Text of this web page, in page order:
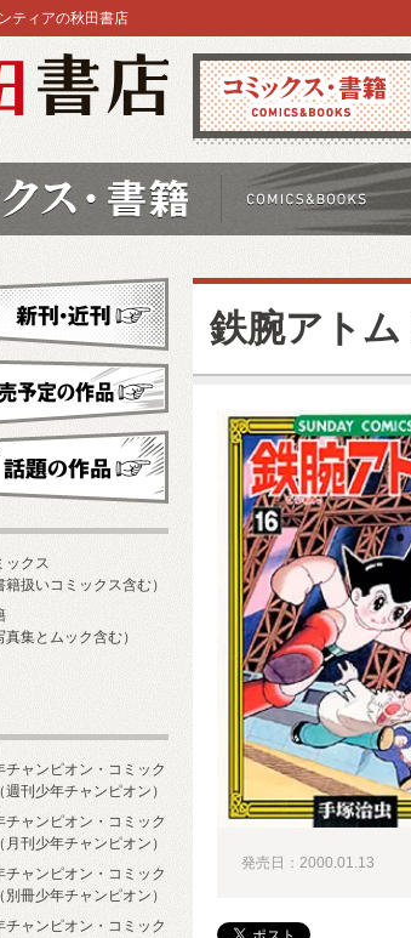
コミックス
ティアの秋田書店
鉄腕アトム
発売日：2000.01.13
ックス
籍扱いコミックス含む）
真集とムック含む）
チャンピオン・コミック
週刊少年チャンピオン）
チャンピオン・コミック
月刊少年チャンピオン）
チャンピオン・コミック
別冊少年チャンピオン）
チャンピオン・コミック